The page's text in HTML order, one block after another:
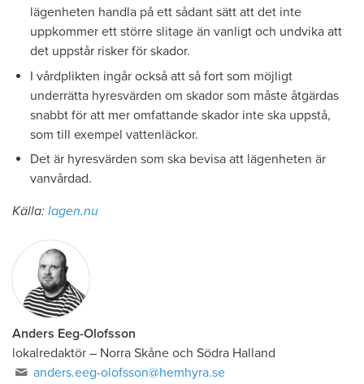
lägenheten handla på ett sådant sätt att det inte
uppkommer ett större slitage än vanligt och undvika att
det uppstår risker för skador.
I vårdplikten ingår också att så fort som möjligt
underrätta hyresvärden om skador som måste åtgärdas
snabbt för att mer omfattande skador inte ska uppstå,
som till exempel vattenläckor.
Det är hyresvärden som ska bevisa att lägenheten är
vanvårdad.
Källa: lagen.nu
Anders Eeg-Olofsson
lokalredaktör – Norra Skåne och Södra Halland
anders.eeg-olofsson@hemhyra.se